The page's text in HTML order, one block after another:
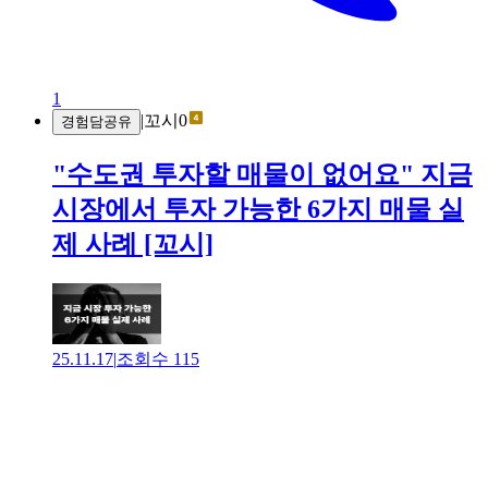
1
경험담공유 |꼬시0
"수도권 투자할 매물이 없어요" 지금
시장에서 투자 가능한 6가지 매물 실
제 사례 [꼬시]
25.11.17|조회수 115